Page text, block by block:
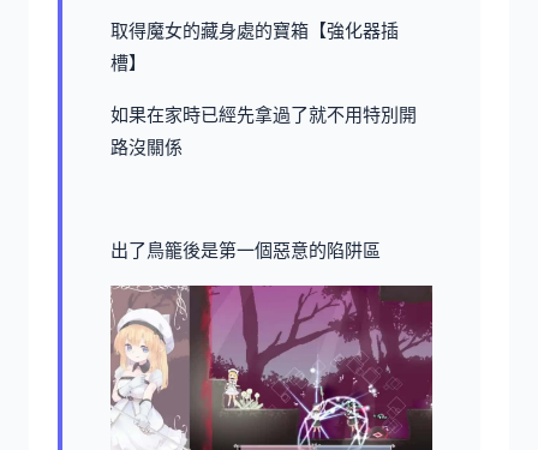
取得魔女的藏身處的寶箱【強化器插
槽】
如果在家時已經先拿過了就不用特別開
路沒關係
出了鳥籠後是第一個惡意的陷阱區